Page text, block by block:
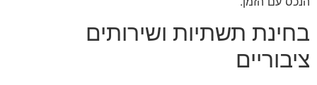
בחינת תשתיות ושירותים
ציבוריים